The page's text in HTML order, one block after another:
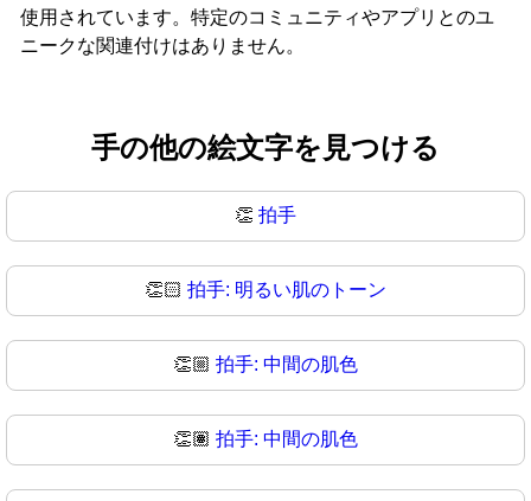
使用されています。特定のコミュニティやアプリとのユ
ニークな関連付けはありません。
手の他の絵文字を見つける
👏 拍手
👏🏻 拍手: 明るい肌のトーン
👏🏼 拍手: 中間の肌色
👏🏽 拍手: 中間の肌色